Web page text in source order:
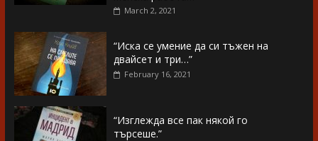
March 2, 2021
“Иска се умение да си тъжен на
двайсет и три…”
February 16, 2021
“Изглежда все пак някой го
търсеше.”